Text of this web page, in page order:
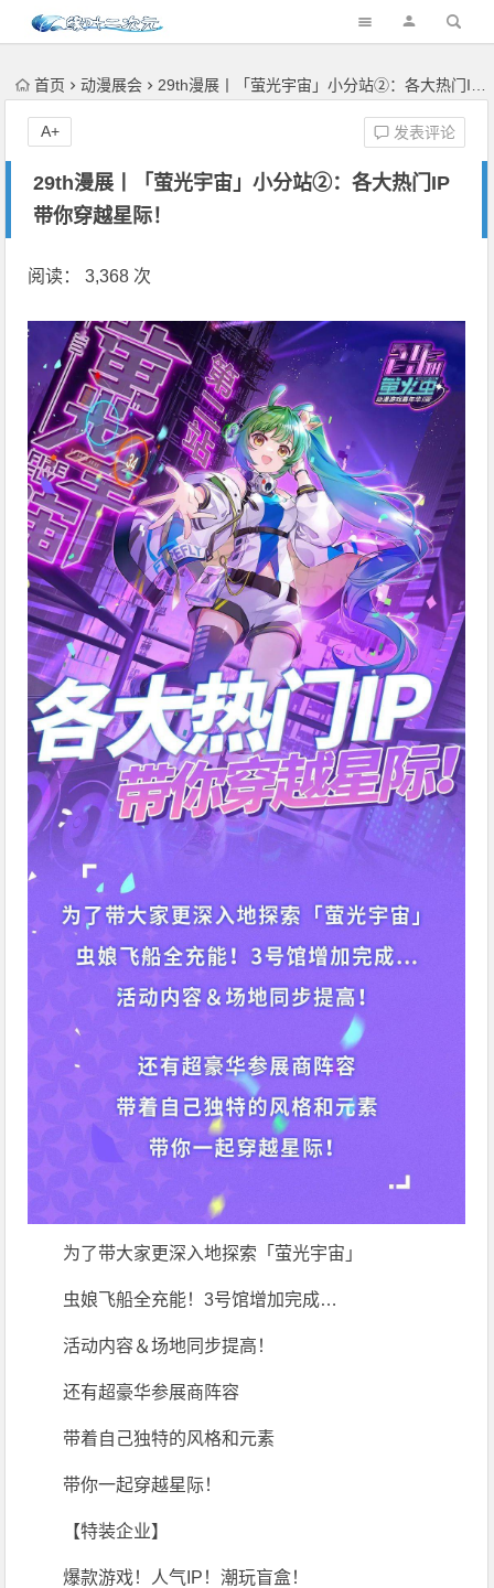
首页 动漫展会 29th漫展丨「萤光宇宙」小分站②：各大热门IP带你穿越星际！
29th漫展丨「萤光宇宙」小分站②：各大热门IP
带你穿越星际！
发表评论
A+
阅读： 3,368 次
为了带大家更深入地探索「萤光宇宙」
虫娘飞船全充能！3号馆增加完成…
活动内容＆场地同步提高！
还有超豪华参展商阵容
带着自己独特的风格和元素
带你一起穿越星际！
【特装企业】
爆款游戏！人气IP！潮玩盲盒！